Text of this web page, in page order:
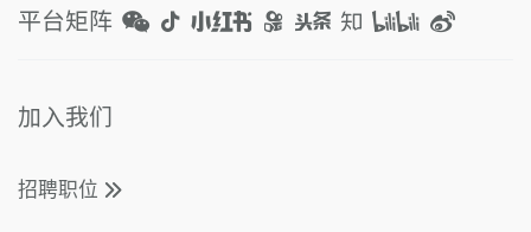
平台矩阵
加入我们
招聘职位